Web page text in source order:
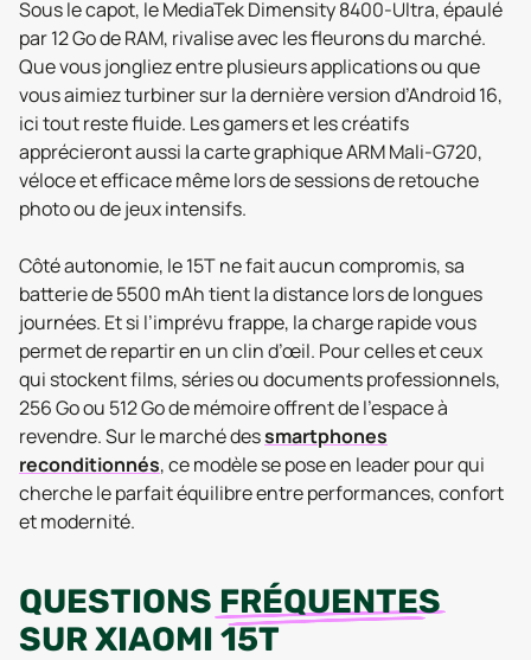
Sous le capot, le MediaTek Dimensity 8400-Ultra, épaulé
par 12 Go de RAM, rivalise avec les fleurons du marché.
Que vous jongliez entre plusieurs applications ou que
vous aimiez turbiner sur la dernière version d’Android 16,
ici tout reste fluide. Les gamers et les créatifs
apprécieront aussi la carte graphique ARM Mali-G720,
véloce et efficace même lors de sessions de retouche
photo ou de jeux intensifs.
Côté autonomie, le 15T ne fait aucun compromis, sa
batterie de 5500 mAh tient la distance lors de longues
journées. Et si l’imprévu frappe, la charge rapide vous
permet de repartir en un clin d’œil. Pour celles et ceux
qui stockent films, séries ou documents professionnels,
256 Go ou 512 Go de mémoire offrent de l’espace à
revendre. Sur le marché dessmartphones
reconditionnés, ce modèle se pose en leader pour qui
cherche le parfait équilibre entre performances, confort
et modernité.
QUESTIONS FRÉQUENTES
SURXIAOMI 15T